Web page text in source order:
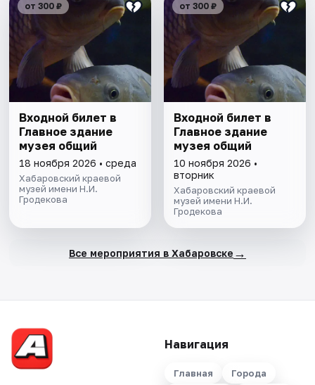
от 300 ₽
Входной билет в
Главное здание
музея общий
18 ноября 2026 • среда
Хабаровский краевой
музей имени Н.И.
Гродекова
от 300 ₽
Входной билет в
Главное здание
музея общий
10 ноября 2026 •
вторник
Хабаровский краевой
музей имени Н.И.
Гродекова
Все мероприятия в Хабаровске →
Навигация
Главная Города